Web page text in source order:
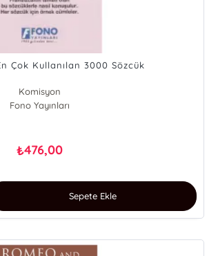
Çok Kullanılan 3000 Sözcük
Komisyon
Fono Yayınları
₺476,00
Sepete Ekle